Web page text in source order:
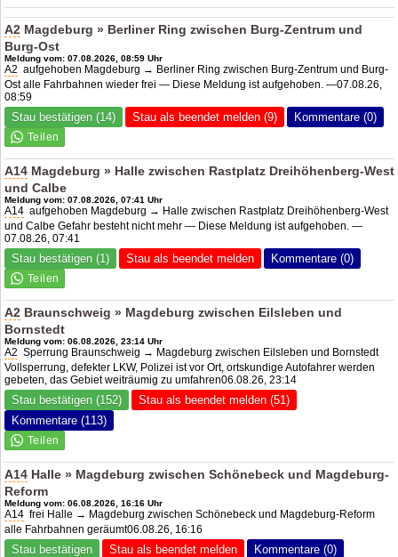
A2 Magdeburg » Berliner Ring zwischen Burg-Zentrum und
Burg-Ost
Meldung vom: 07.08.2026, 08:59 Uhr
A2 aufgehoben Magdeburg → Berliner Ring zwischen Burg-Zentrum und Burg-
Ost alle Fahrbahnen wieder frei — Diese Meldung ist aufgehoben. —07.08.26,
08:59
Stau bestätigen (14) Stau als beendet melden (9) Kommentare (0)
A14 Magdeburg » Halle zwischen Rastplatz Dreihöhenberg-West
und Calbe
Meldung vom: 07.08.2026, 07:41 Uhr
A14 aufgehoben Magdeburg → Halle zwischen Rastplatz Dreihöhenberg-West
und Calbe Gefahr besteht nicht mehr — Diese Meldung ist aufgehoben. —
07.08.26, 07:41
Stau bestätigen (1) Stau als beendet melden Kommentare (0)
A2 Braunschweig » Magdeburg zwischen Eilsleben und
Bornstedt
Meldung vom: 06.08.2026, 23:14 Uhr
A2 Sperrung Braunschweig → Magdeburg zwischen Eilsleben und Bornstedt
Vollsperrung, defekter LKW, Polizei ist vor Ort, ortskundige Autofahrer werden
gebeten, das Gebiet weiträumig zu umfahren06.08.26, 23:14
Stau bestätigen (152)
Stau als beendet melden (51)
Kommentare (113)
A14 Halle » Magdeburg zwischen Schönebeck und Magdeburg-
Reform
Meldung vom: 06.08.2026, 16:16 Uhr
A14 frei Halle → Magdeburg zwischen Schönebeck und Magdeburg-Reform
alle Fahrbahnen geräumt06.08.26, 16:16
Stau bestätigen Stau als beendet melden Kommentare (0)